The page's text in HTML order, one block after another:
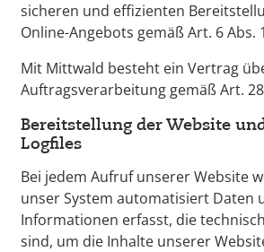
sicheren und effizienten
Online-Angebots gemäß Art. 6 Abs.
Mit Mittwald besteht ein Vertrag
Auftragsverarbeitung gemäß Art. 28
Bereitstellung der Website
Logfiles
Bei jedem Aufruf unserer Website
unser System automatisiert Daten
Informationen erfasst, die
sind, um die Inhalte unserer